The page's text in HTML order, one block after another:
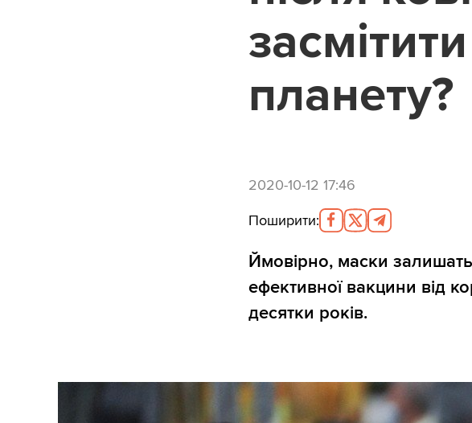
планету?
2020-10-12 17:46
Поширити:
Ймовірно, маски
ефективної вакцини від
десятки років.